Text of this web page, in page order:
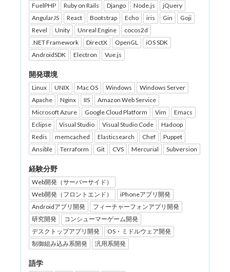
FuelPHP
Ruby on Rails Django Node.js
jQuery
AngularJS
React Bootstrap Echo iris Gin
Goji
Revel
Unity Unreal Engine
cocos2d
.NET Framework
DirectX OpenGL
iOS SDK
AndroidSDK
Electron Vue.js
開発環境
Linux UNIX Mac OS Windows
Windows Server
Apache
Nginx IIS
Amazon Web Service
Microsoft Azure
Google Cloud Platform Vim
Emacs
Eclipse
Visual Studio Visual Studio Code
Hadoop
Redis
memcached Elasticsearch Chef
Puppet
Ansible
Terraform Git CVS Mercurial Subversion
経験分野
Web開発（サーバーサイド）
Web開発（フロントエンド）
iPhoneアプリ開発
Androidアプリ開発
フィーチャーフォンアプリ開発
研究開発
コンシューマーゲーム開発
デスクトップアプリ開発
OS・ミドルウェア開発
制御組み込み系開発
汎用系開発
語学